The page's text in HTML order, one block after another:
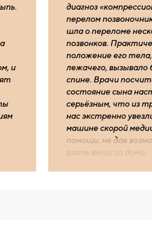
и
диаг­ноз
перелом
шла о переломе
позвонков.
положение его
лежачего, вызывало
спине. Врачи
состояние сына
серьёзным, что из
нас экстренно
машине скорой
помощи, не дав
взять вещи из дома,